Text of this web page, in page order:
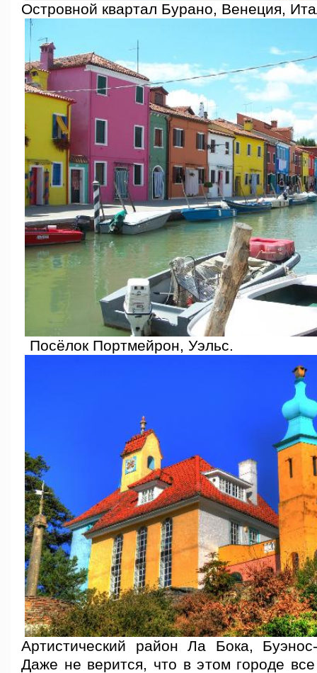
Островной квартал Бурано, Венеция,
Посёлок Портмейрон, Уэльс.
Артистический район Ла Бока,
Даже не верится, что в этом городе